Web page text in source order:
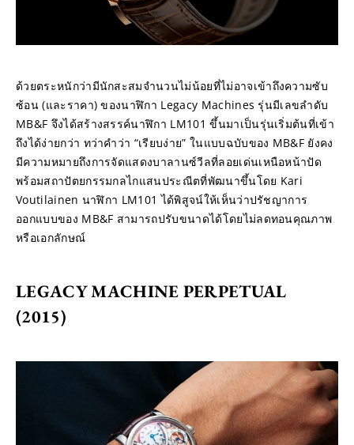
ด้วยตระหนักว่ามีนักสะสมจำนวนไม่น้อยที่ไม่อาจเข้าถึงความซับ
ซ้อน (และราคา) ของนาฬิกา Legacy Machines รุ่นมีเลขลำดับ
MB&F จึงได้สร้างสรรค์นาฬิกา LM101 ขึ้นมาเป็นรุ่นเริ่มต้นที่เข้า
ถึงได้ง่ายกว่า ทว่าคำว่า “เรียบง่าย” ในแบบฉบับของ MB&F ยังคง
มีความหมายถึงการจัดแสดงบาลานซ์วีลที่ลอยเด่นเหนือหน้าปัด
พร้อมสถาปัตยกรรมกลไกแสนประณีตที่พัฒนาขึ้นโดย Kari
Voutilainen นาฬิกา LM101 ได้พิสูจน์ให้เห็นว่าปรัชญาการ
ออกแบบของ MB&F สามารถปรับขนาดได้โดยไม่ลดทอนคุณภาพ
หรือเอกลักษณ์
LEGACY MACHINE PERPETUAL
(2015)